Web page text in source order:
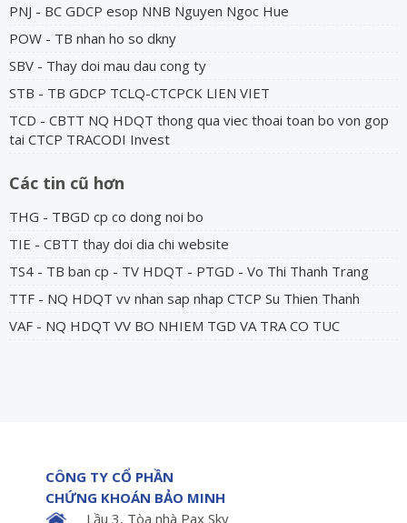
PNJ - BC GDCP esop NNB Nguyen Ngoc Hue
POW - TB nhan ho so dkny
SBV - Thay doi mau dau cong ty
STB - TB GDCP TCLQ-CTCPCK LIEN VIET
TCD - CBTT NQ HDQT thong qua viec thoai toan bo von gop
tai CTCP TRACODI Invest
Các tin cũ hơn
THG - TBGD cp co dong noi bo
TIE - CBTT thay doi dia chi website
TS4 - TB ban cp - TV HDQT - PTGD - Vo Thi Thanh Trang
TTF - NQ HDQT vv nhan sap nhap CTCP Su Thien Thanh
VAF - NQ HDQT VV BO NHIEM TGD VA TRA CO TUC
CÔNG TY CỔ PHẦN
CHỨNG KHOÁN BẢO MINH
Lầu 3, Tòa nhà Pax Sky